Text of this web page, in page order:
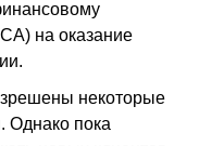
на оказание
некоторые
Однако пока